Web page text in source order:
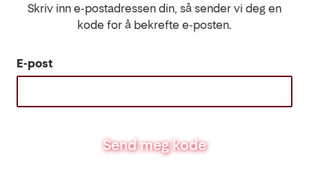
Skriv inn e-postadressen din, så sender vi deg en
kode for å bekrefte e-posten.
E-post
Send meg kode